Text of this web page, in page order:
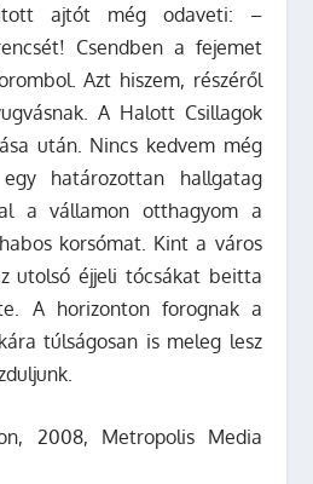
ajtót még odaveti: –
Csendben a fejemet
Azt hiszem, részéről
A Halott Csillagok
után. Nincs kedvem még
határozottan hallgatag
a vállamon otthagyom a
korsómat. Kint a város
utolsó éjjeli tócsákat beitta
A horizonton forognak a
túlságosan is meleg lesz
2008, Metropolis Media